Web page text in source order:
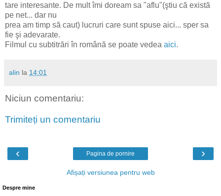
tare interesante. De mult îmi doream sa "aflu"(ştiu că există
pe net... dar nu
prea am timp să caut) lucruri care sunt spuse aici... sper sa
fie şi adevarate.
Filmul cu subtitrări în română se poate vedea aici.
alin la 14:01
Niciun comentariu:
Trimiteți un comentariu
‹ ›
Pagina de pornire
Afișați versiunea pentru web
Despre mine